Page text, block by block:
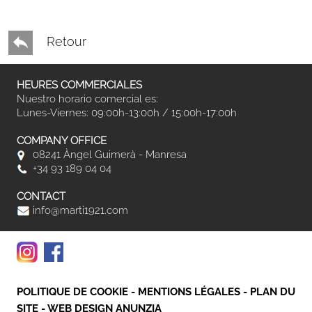
Retour
HEURES COMMERCIALES
Nuestro horario comercial es:
Lunes-Viernes: 09:00h-13:00h / 15:00h-17:00h
COMPANY OFFICE
08241 Àngel Guimerà - Manresa
+34 93 189 04 04
CONTACT
info@marti1921.com
POLITIQUE DE COOKIE - MENTIONS LÉGALES - PLAN DU
SITE -WEB DESIGN ANUNZIA